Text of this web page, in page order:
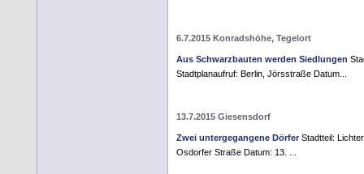
6.7.2015 Konradshöhe, Tegelort
Aus Schwarzbauten werden Siedlungen
Stadtplanaufruf: Berlin, Jörsstraße Datum...
13.7.2015 Giesensdorf
Zwei untergegangene Dörfer Stadtteil:
Osdorfer Straße Datum: 13. ...